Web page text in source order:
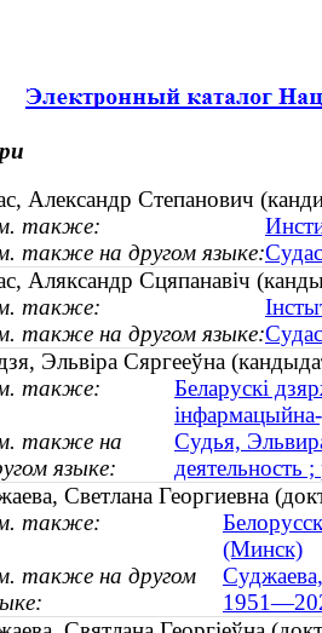
Александр Степанович
также:
также на другом языке:
Аляксандр Сцяпанавіч
также:
также на другом языке:
Эльвіра Сяргееўна
также:
Беларускі
также на
языке:
Судья,
деятельность
Светлана Георгиевна
также:
(Минск)
также на другом